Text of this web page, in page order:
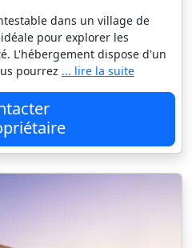
dans un village de
pour explorer les
L'hébergement dispose d'un
pourrez ... lire la suite